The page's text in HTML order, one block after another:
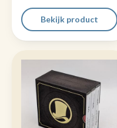
Bekijk product